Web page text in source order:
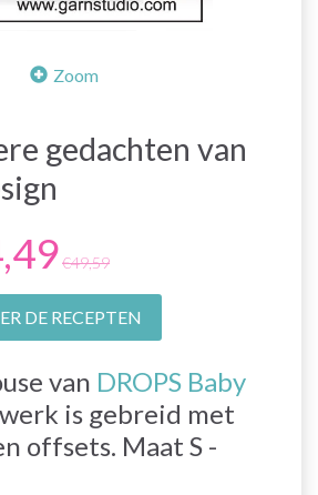
Zoom
gedachten van
€49,59
DE RECEPTEN
van DROPS Baby
is gebreid met
offsets. Maat S -